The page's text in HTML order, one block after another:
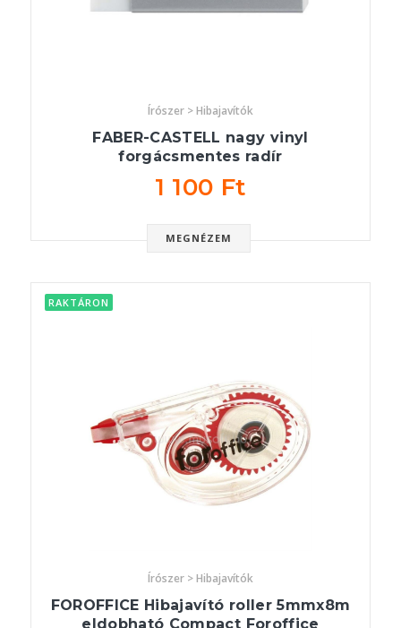
Írószer > Hibajavítók
FABER-CASTELL nagy vinyl
forgácsmentes radír
1 100 Ft
MEGNÉZEM
RAKTÁRON
Írószer > Hibajavítók
FOROFFICE Hibajavító roller 5mmx8m
eldobható Compact Foroffice